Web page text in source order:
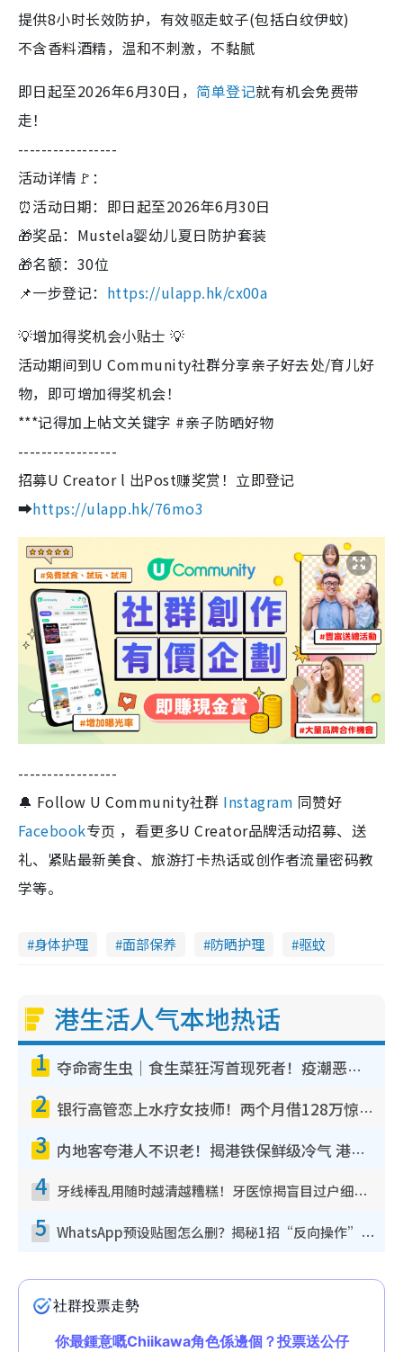
提供8小时长效防护，有效驱走蚊子(包括白纹伊蚊)
不含香料酒精，温和不刺激，不黏腻
即日起至2026年6月30日， 简单登记就有机会免费带
走！
-----------------
活动详情🚩：
⏰活动日期：即日起至2026年6月30日
🎁奖品：Mustela婴幼儿夏日防护套装
🎁名额：30位
📌一步登记： https://ulapp.hk/cx00a
💡增加得奖机会小贴士 💡
活动期间到U Community社群分享亲子好去处/育儿好
物，即可增加得奖机会！
***记得加上帖文关键字 #亲子防晒好物
-----------------
招募U Creator l 出Post赚奖赏！立即登记
➡️https://ulapp.hk/76mo3
-----------------
🔔 Follow U Community社群 Instagram 同赞好
Facebook专页 ，看更多U Creator品牌活动招募、送
礼、紧贴最新美食、旅游打卡热话或创作者流量密码教
学等。
身体护理 面部保养 防晒护理 驱蚊
港生活人气本地热话
1 夺命寄生虫｜食生菜狂泻首现死者！疫潮恶化录1.8万宗病例 揭洗菜3大谬误
2 银行高管恋上水疗女技师！两个月借128万惊觉“沉船”沉落火海 揭背后疑似邪教操控卖淫
3 内地客夸港人不识老！揭港铁保鲜级冷气 港人求放过：别投诉
4 牙线棒乱用随时越清越糟糕！牙医惊揭盲目过户细菌恐致蛀牙：这种才是日常真保养
5 WhatsApp预设贴图怎么删？揭秘1招“反向操作”还原简洁界面 附3步实测教程